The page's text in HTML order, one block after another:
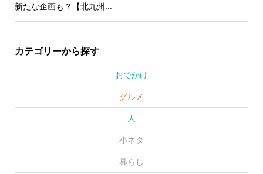
新たな企画も？【北九州...
カテゴリーから探す
おでかけ
グルメ
人
小ネタ
暮らし